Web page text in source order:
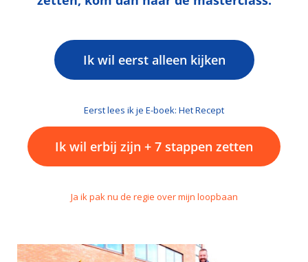
Ik wil eerst alleen kijken
Eerst lees ik je E-boek: Het Recept
Ik wil erbij zijn + 7 stappen zetten
Ja ik pak nu de regie over mijn loopbaan